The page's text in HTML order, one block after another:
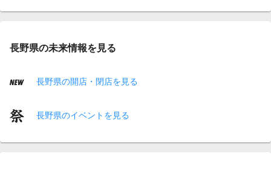
長野県の未来情報を見る
長野県の開店・閉店を見る
長野県のイベントを見る